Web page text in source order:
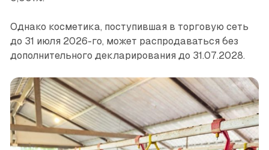
Однако косметика, поступившая в торговую сеть
до 31 июля 2026-го, может распродаваться без
дополнительного декларирования до 31.07.2028.